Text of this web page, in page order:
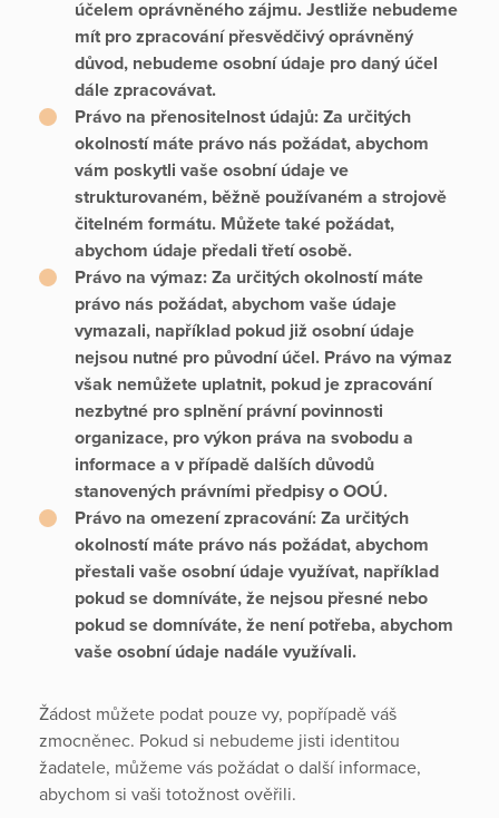
účelem oprávněného zájmu. Jestliže nebudeme
mít pro zpracování přesvědčivý oprávněný
důvod, nebudeme osobní údaje pro daný účel
dále zpracovávat.
Právo na přenositelnost údajů: Za určitých
okolností máte právo nás požádat, abychom
vám poskytli vaše osobní údaje ve
strukturovaném, běžně používaném a strojově
čitelném formátu. Můžete také požádat,
abychom údaje předali třetí osobě.
Právo na výmaz: Za určitých okolností máte
právo nás požádat, abychom vaše údaje
vymazali, například pokud již osobní údaje
nejsou nutné pro původní účel. Právo na výmaz
však nemůžete uplatnit, pokud je zpracování
nezbytné pro splnění právní povinnosti
organizace, pro výkon práva na svobodu a
informace a v případě dalších důvodů
stanovených právními předpisy o OOÚ.
Právo na omezení zpracování: Za určitých
okolností máte právo nás požádat, abychom
přestali vaše osobní údaje využívat, například
pokud se domníváte, že nejsou přesné nebo
pokud se domníváte, že není potřeba, abychom
vaše osobní údaje nadále využívali.
Žádost můžete podat pouze vy, popřípadě váš
zmocněnec. Pokud si nebudeme jisti identitou
žadatele, můžeme vás požádat o další informace,
abychom si vaši totožnost ověřili.